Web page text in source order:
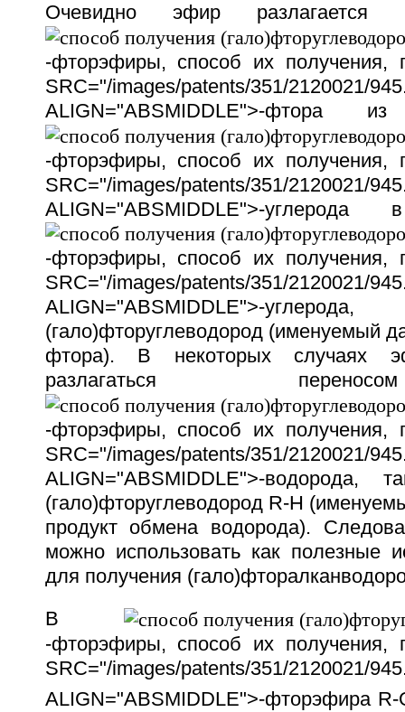
Очевидно эфир разлагается
-фторэфиры, способ их
SRC="/images/patents/351/2120021/
ALIGN="ABSMIDDLE">-фтора
-фторэфиры, способ их
SRC="/images/patents/351/2120021/
ALIGN="ABSMIDDLE">-
-фторэфиры, способ их
SRC="/images/patents/351/2120021/
ALIGN="ABSMIDDLE">-
(гало)фторуглеводород (именуемый
фтора). В некоторых случаях
разлагаться
-фторэфиры, способ их
SRC="/images/patents/351/2120021/
ALIGN="ABSMIDDLE">-водорода,
(гало)фторуглеводород R-H
продукт обмена водорода).
можно использовать как полезные
для получения
В
-фторэфиры, способ их
SRC="/images/patents/351/2120021/
ALIGN="ABSMIDDLE">-фторэфира R-